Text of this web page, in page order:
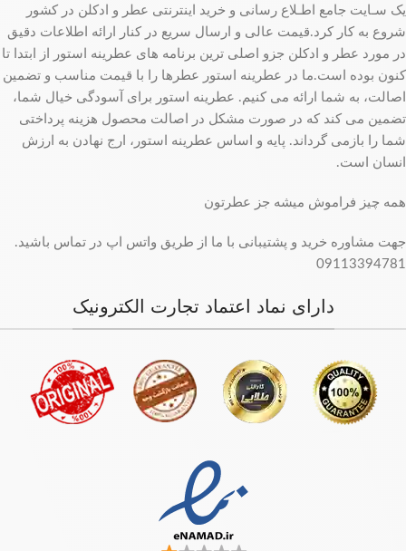
یک سـایت جامع اطـلاع رسانی و خرید اینترنتی عطر و ادکلن در کشور
شروع به کار کرد.قیمت عالی و ارسال سریع در کنار ارائه اطلاعات دقیق
در مورد عطر و ادکلن جزو اصلی ترین برنامه های عطرینه استور از ابتدا تا
کنون بوده است.ما در عطرینه استور عطرها را با قیمت مناسب و تضمین
اصالت، به شما ارائه می کنیم. عطرینه استور برای آسودگی خیال شما،
تضمین می کند که در صورت مشکل در اصالت محصول هزینه پرداختی
شما را بازمی گرداند. پایه و اساس عطرینه استور، ارج نهادن به ارزش
انسان است.
همه چیز فراموش میشه جز عطرتون
جهت مشاوره خرید و پشتیبانی با ما از طریق واتس اپ در تماس باشید.
09113394781
دارای نماد اعتماد تجارت الکترونیک